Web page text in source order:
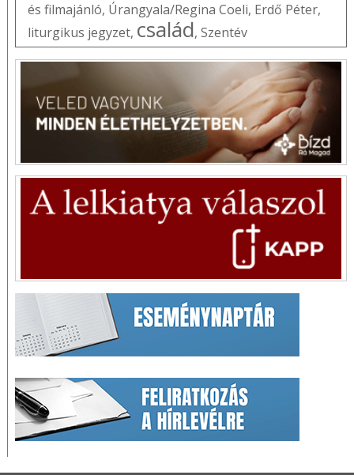
és filmajánló, Úrangyala/Regina Coeli, Erdő Péter,
liturgikus jegyzet, család, Szentév